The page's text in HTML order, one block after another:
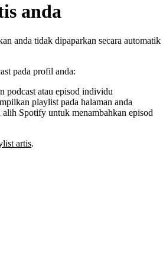
anda
anda tidak dipaparkan secara automatik
pada profil anda:
podcast atau episod individu
playlist pada halaman anda
Spotify untuk menambahkan episod
artis.